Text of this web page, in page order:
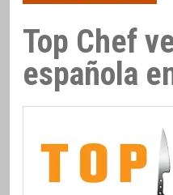
Top Chef
española